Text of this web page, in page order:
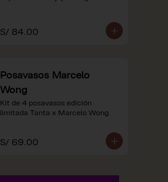
S/ 84.00
Posavasos Marcelo
Wong
Kit de 4 posavasos edición
limitada Tanta x Marcelo Wong
S/ 69.00